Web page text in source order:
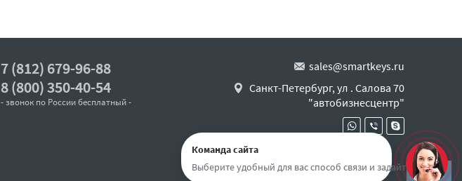
7 (812) 679-96-88
8 (800) 350-40-54
- звонок по России бесплатный -
sales@smartkeys.ru
Санкт-Петербург, ул . Салова 70
"автобизнесцентр"
Наверх
Команда сайта
Выберите удобный для вас способ связи и задайте вопрос